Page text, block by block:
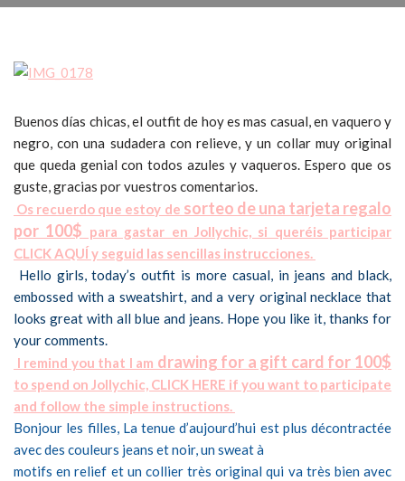
Buenos días chicas, el outfit de hoy es mas casual, en vaquero y
negro, con una sudadera con relieve, y un collar muy original
que queda genial con todos azules y vaqueros. Espero que os
guste, gracias por vuestros comentarios.
Os recuerdo que estoy de sorteo de una tarjeta regalo
por 100$ para gastar en Jollychic, si queréis participar
CLICK AQUÍ y seguid las sencillas instrucciones.
Hello girls, today’s outfit is more casual, in jeans and black,
embossed with a sweatshirt, and a very original necklace that
looks great with all blue and jeans. Hope you like it, thanks for
your comments.
I remind you that I am drawing for a gift card for 100$
to spend on Jollychic, CLICK HERE if you want to participate
and follow the simple instructions.
Bonjour les filles, La tenue d’aujourd’hui est plus décontractée
avec des couleurs jeans et noir, un sweat à
motifs en relief et un collier très original qui va très bien avec